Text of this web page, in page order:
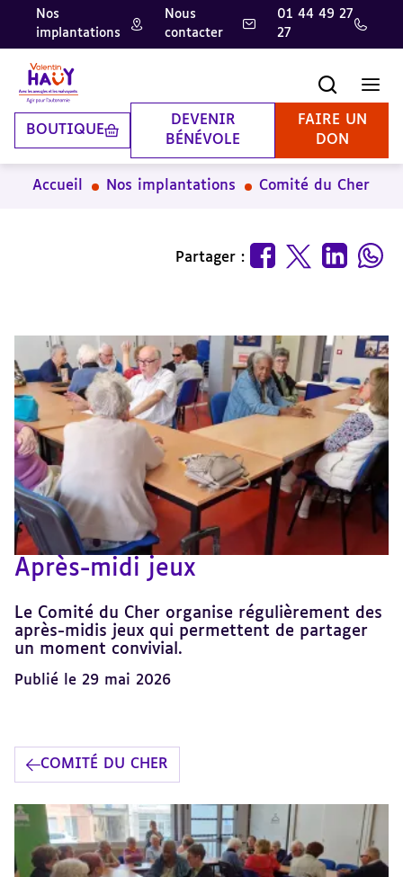
Aller
contenu
principal
Aller
pied
de
page
Aller
la
recherche
Nos
implantations
Nous
contacter
01 44 49 27
27
BOUTIQUE
DEVENIR
BÉNÉVOLE
FAIRE UN
DON
Accueil Nos implantations Comité du Cher
Partager :
Après-midi jeux
Le Comité du Cher organise régulièrement des
après-midis jeux qui permettent de partager
un moment convivial.
Publié le 29 mai 2026
COMITÉ DU CHER
Revenir
au
sommaire